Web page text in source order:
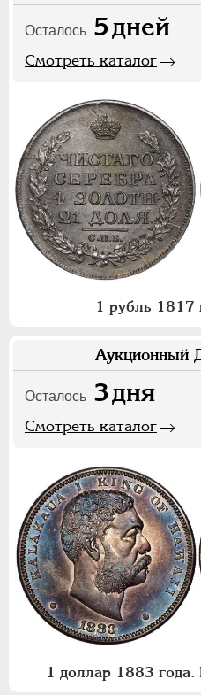
Осталось 5дней
Смотреть каталог
1 рубль
Аукционный
Осталось 3дня
Смотреть каталог
1 доллар 1883 года.